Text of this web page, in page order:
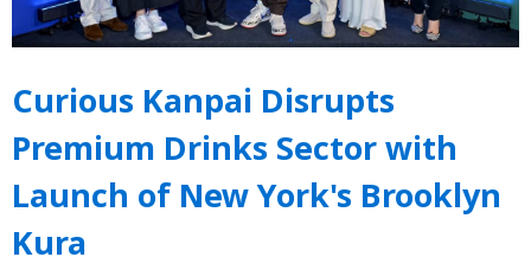
Curious Kanpai Disrupts
Premium Drinks Sector with
Launch of New York's Brooklyn
Kura